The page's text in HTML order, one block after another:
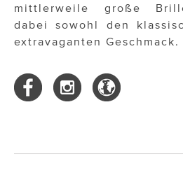
mittlerweile große
dabei sowohl den
extravaganten Geschmack.